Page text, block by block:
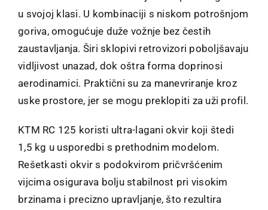
u svojoj klasi. U kombinaciji s niskom potrošnjom
goriva, omogućuje duže vožnje bez čestih
zaustavljanja. Širi sklopivi retrovizori poboljšavaju
vidljivost unazad, dok oštra forma doprinosi
aerodinamici. Praktični su za manevriranje kroz
uske prostore, jer se mogu preklopiti za uži profil.
KTM RC 125 koristi ultra-lagani okvir koji štedi
1,5 kg u usporedbi s prethodnim modelom.
Rešetkasti okvir s podokvirom pričvršćenim
vijcima osigurava bolju stabilnost pri visokim
brzinama i precizno upravljanje, što rezultira